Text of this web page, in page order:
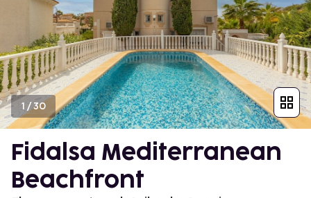
1 /30
Fidalsa Mediterranean
Beachfront